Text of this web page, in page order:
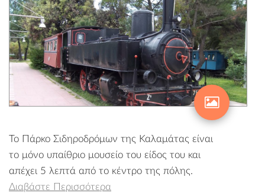
Το Πάρκο Σιδηροδρόμων της Καλαμάτας είναι
το μόνο υπαίθριο μουσείο του είδος του και
απέχει 5 λεπτά από το κέντρο της πόλης.
Διαβάστε Περισσότερα